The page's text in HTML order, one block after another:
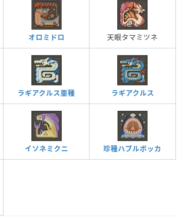
オロミドロ 天眼タマミツネ
ラギアクルス亜種 ラギアクルス
イソネミクニ 珍種ハブルボッカ